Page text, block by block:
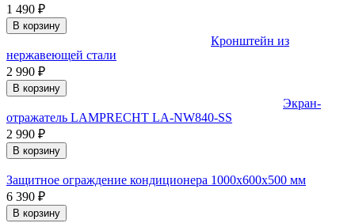
1 490 ₽
В корзину
Кронштейн из
нержавеющей стали
2 990 ₽
В корзину
Экран-
отражатель LAMPRECHT LA-NW840-SS
2 990 ₽
В корзину
Защитное ограждение кондиционера 1000х600х500 мм
6 390 ₽
В корзину